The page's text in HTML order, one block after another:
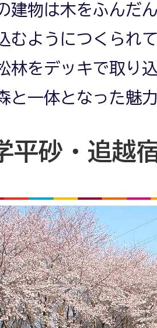
建物は木をふんだ
むようにつくられ
林をデッキで取り
と一体となった魅
平砂・追越